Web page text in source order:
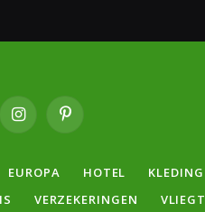
InstagramPinterest
EUROPA HOTEL KLEDING
VERZEKERINGEN